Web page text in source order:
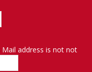
Mail address is not not